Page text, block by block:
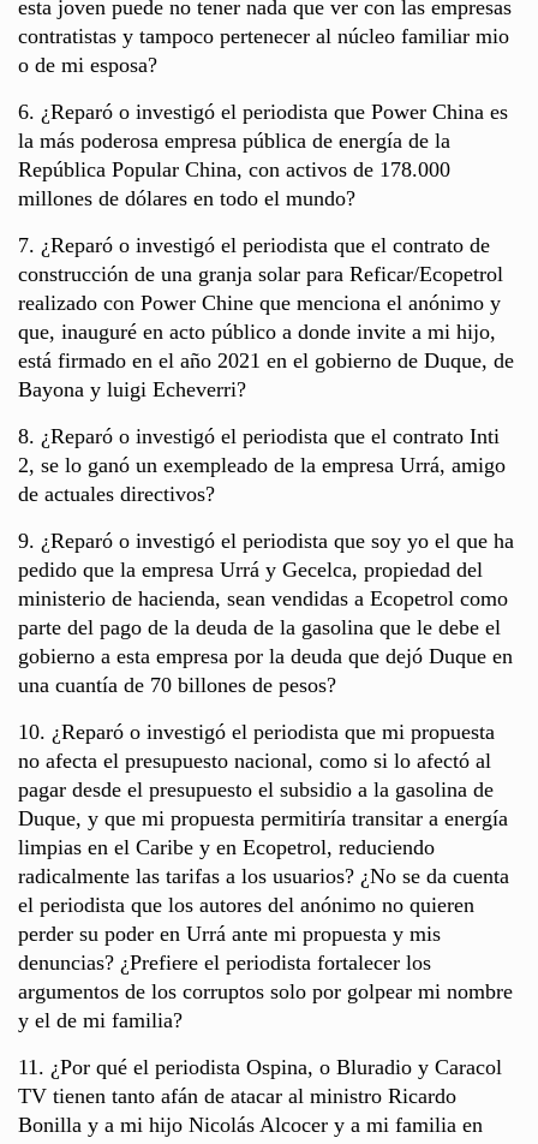
esta joven puede no tener nada que ver con las empresas
contratistas y tampoco pertenecer al núcleo familiar mio
o de mi esposa?
6. ¿Reparó o investigó el periodista que Power China es
la más poderosa empresa pública de energía de la
República Popular China, con activos de 178.000
millones de dólares en todo el mundo?
7. ¿Reparó o investigó el periodista que el contrato de
construcción de una granja solar para Reficar/Ecopetrol
realizado con Power Chine que menciona el anónimo y
que, inauguré en acto público a donde invite a mi hijo,
está firmado en el año 2021 en el gobierno de Duque, de
Bayona y luigi Echeverri?
8. ¿Reparó o investigó el periodista que el contrato Inti
2, se lo ganó un exempleado de la empresa Urrá, amigo
de actuales directivos?
9. ¿Reparó o investigó el periodista que soy yo el que ha
pedido que la empresa Urrá y Gecelca, propiedad del
ministerio de hacienda, sean vendidas a Ecopetrol como
parte del pago de la deuda de la gasolina que le debe el
gobierno a esta empresa por la deuda que dejó Duque en
una cuantía de 70 billones de pesos?
10. ¿Reparó o investigó el periodista que mi propuesta
no afecta el presupuesto nacional, como si lo afectó al
pagar desde el presupuesto el subsidio a la gasolina de
Duque, y que mi propuesta permitiría transitar a energía
limpias en el Caribe y en Ecopetrol, reduciendo
radicalmente las tarifas a los usuarios? ¿No se da cuenta
el periodista que los autores del anónimo no quieren
perder su poder en Urrá ante mi propuesta y mis
denuncias? ¿Prefiere el periodista fortalecer los
argumentos de los corruptos solo por golpear mi nombre
y el de mi familia?
11. ¿Por qué el periodista Ospina, o Bluradio y Caracol
TV tienen tanto afán de atacar al ministro Ricardo
Bonilla y a mi hijo Nicolás Alcocer y a mi familia en